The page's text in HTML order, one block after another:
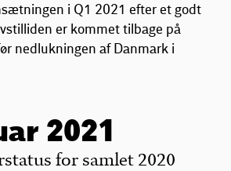
i Q1 2021 efter et godt
er kommet tilbage på
nedlukningen af Danmark i
2021
for samlet 2020